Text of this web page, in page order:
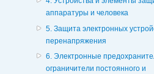
аппаратуры и человека
5. Защита электронных
перенапряжения
6. Электронные
ограничители постоянного и